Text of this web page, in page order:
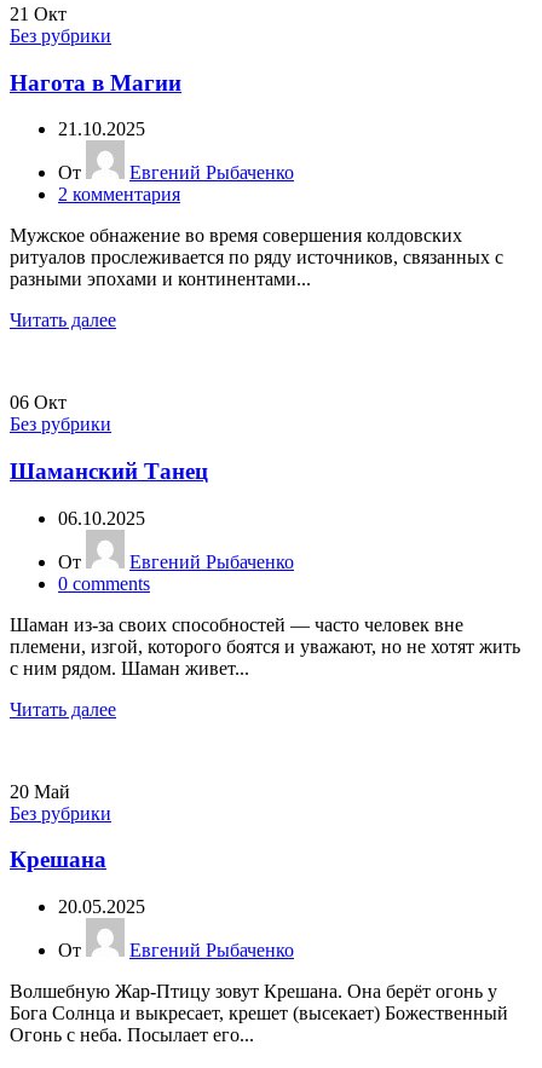
21 Окт
Без рубрики
Нагота в Магии
21.10.2025
От
Евгений Рыбаченко
2 комментария
Мужское обнажение во время совершения колдовских
ритуалов прослеживается по ряду источников, связанных с
разными эпохами и континентами...
Читать далее
06 Окт
Без рубрики
Шаманский Танец
06.10.2025
От
Евгений Рыбаченко
0 comments
Шаман из-за своих способностей — часто человек вне
племени, изгой, которого боятся и уважают, но не хотят жить
с ним рядом. Шаман живет...
Читать далее
20 Май
Без рубрики
Крешана
20.05.2025
От
Евгений Рыбаченко
Волшебную Жар-Птицу зовут Крешана. Она берёт огонь у
Бога Солнца и выкресает, крешет (высекает) Божественный
Огонь с неба. Посылает его...